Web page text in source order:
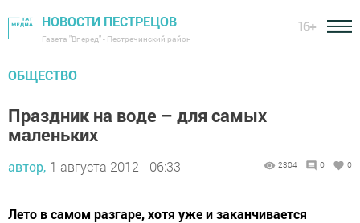
НОВОСТИ ПЕСТРЕЦОВ
Газета "Вперед" - Пестречинский район
16+
ОБЩЕСТВО
Праздник на воде – для самых
маленьких
автор, 1 августа 2012 - 06:33 2304 0 0
Лето в самом разгаре, хотя уже и заканчивается